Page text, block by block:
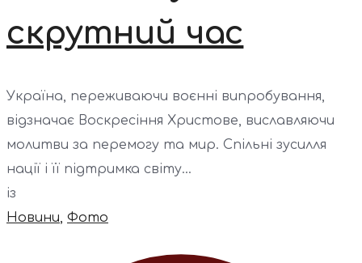
скрутний час
Україна, переживаючи воєнні випробування,
відзначає Воскресіння Христове, виславляючи
молитви за перемогу та мир. Спільні зусилля
нації і її підтримка світу...
із
Новини, Фото